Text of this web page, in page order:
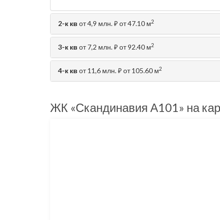
2-к кв от 4,9 млн.⃏от 47.10 м2
3-к кв от 7,2 млн.⃏от 92.40 м2
4-к кв от 11,6 млн.⃏от 105.60 м2
ЖК «Скандинавия А101» на